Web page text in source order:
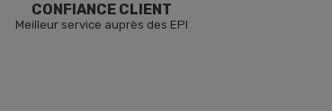
CONFIANCE CLIENT
Meilleur service auprès des EPI